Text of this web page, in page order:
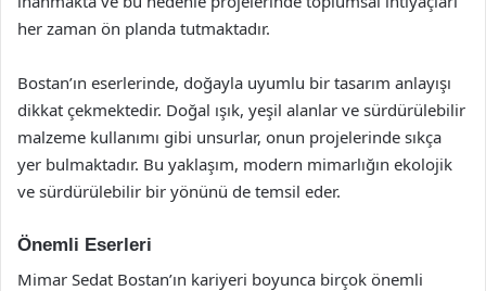
her zaman ön planda tutmaktadır.
Bostan’ın eserlerinde, doğayla uyumlu bir tasarım anlayışı
dikkat çekmektedir. Doğal ışık, yeşil alanlar ve sürdürülebilir
malzeme kullanımı gibi unsurlar, onun projelerinde sıkça
yer bulmaktadır. Bu yaklaşım, modern mimarlığın ekolojik
ve sürdürülebilir bir yönünü de temsil eder.
Önemli Eserleri
Mimar Sedat Bostan’ın kariyeri boyunca birçok önemli